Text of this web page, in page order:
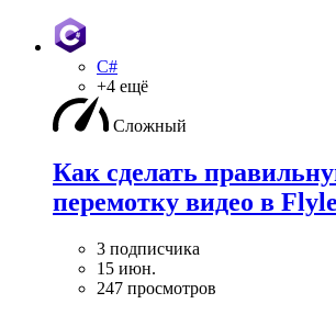
C#
+4 ещё
Сложный
Как сделать
перемотку видео в
3 подписчика
15 июн.
247 просмотров